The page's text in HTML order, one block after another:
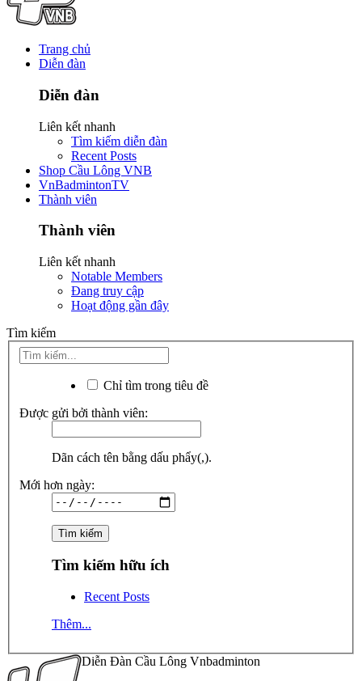
Trang chủ
Diễn đàn
Diễn đàn
Liên kết nhanh
Tìm kiếm diễn đàn
Recent Posts
Shop Cầu Lông VNB
VnBadmintonTV
Thành viên
Thành viên
Liên kết nhanh
Notable Members
Đang truy cập
Hoạt động gần đây
Tìm kiếm
Chỉ tìm trong tiêu đề
Được gửi bởi thành viên:
Dãn cách tên bằng dấu phẩy(,).
Mới hơn ngày:
Tìm kiếm hữu ích
Recent Posts
Thêm...
Diễn Đàn Cầu Lông Vnbadminton